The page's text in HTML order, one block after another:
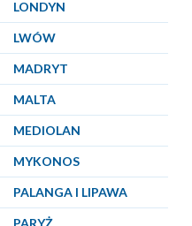
LONDYN
LWÓW
MADRYT
MALTA
MEDIOLAN
MYKONOS
PALANGA I LIPAWA
PARYŻ